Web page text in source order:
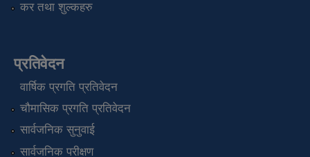
कर तथा शुल्कहरु
प्रतिवेदन
वार्षिक प्रगति प्रतिवेदन
चौमासिक प्रगति प्रतिवेदन
सार्वजनिक सुनुवाई
सार्वजनिक परीक्षण